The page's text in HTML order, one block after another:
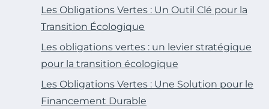
Les Obligations Vertes : Un Outil Clé pour la
Transition Écologique
Les obligations vertes : un levier stratégique
pour la transition écologique
Les Obligations Vertes : Une Solution pour le
Financement Durable